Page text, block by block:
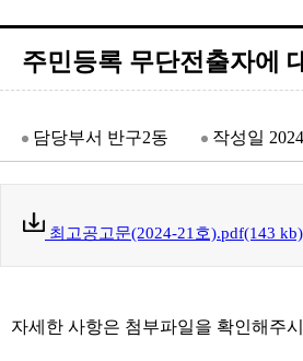
주민등록 무단전출자에
담당부서 반구2동 작성일
최고공고문(2024-21호).pdf(143 kb)
자세한 사항은 첨부파일을 확인해주